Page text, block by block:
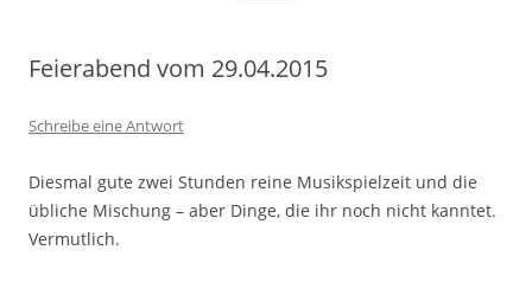
Feierabend vom 29.04.2015
Schreibe eine Antwort
Diesmal gute zwei Stunden reine Musikspielzeit und die
übliche Mischung – aber Dinge, die ihr noch nicht kanntet.
Vermutlich.